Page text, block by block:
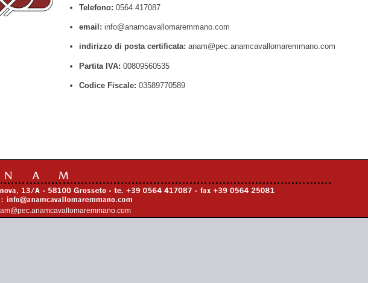
Telefono: 0564 417087
email: info@anamcavallomaremmano.com
indirizzo di posta certificata: anam@pec.anamcavallomaremmano.com
Partita IVA: 00809560535
Codice Fiscale: 03589770589